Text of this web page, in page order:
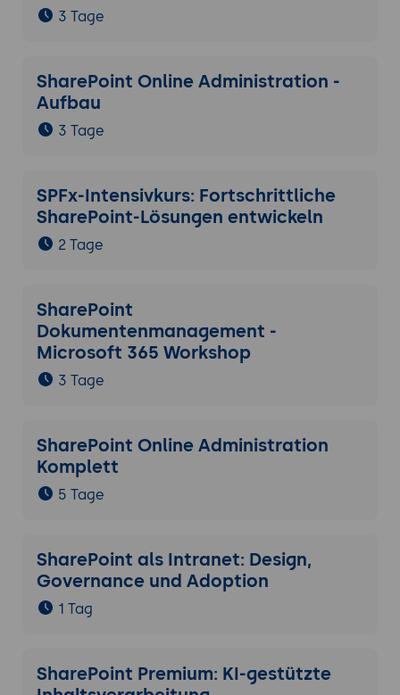
3 Tage
SharePoint Online Administration -
Aufbau
3 Tage
SPFx-Intensivkurs: Fortschrittliche
SharePoint-Lösungen entwickeln
2 Tage
SharePoint
Dokumentenmanagement -
Microsoft 365 Workshop
3 Tage
SharePoint Online Administration
Komplett
5 Tage
SharePoint als Intranet: Design,
Governance und Adoption
1 Tag
SharePoint Premium: KI-gestützte